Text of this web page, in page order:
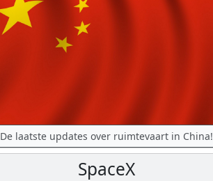
De laatste updates over ruimtevaart in China!
SpaceX